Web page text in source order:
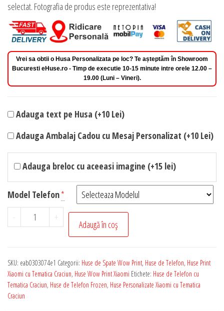
selectat. Fotografia de produs este reprezentativa!
Vrei sa obtii o Husa Personalizata pe loc? Te așteptăm în Showroom
Bucuresti eHuse.ro - Timp de executie 10-15 minute intre orele 12.00 –
19.00 (Luni – Vineri).
Adauga text pe Husa (+10 Lei)
Adauga Ambalaj Cadou cu Mesaj Personalizat (+10 Lei)
Adauga breloc cu aceeasi imagine (+15 lei)
Model Telefon*
-
Cantitate
Husa
Personalizata
pentru
Orice
+
Adaugă în coș
SKU: eab0303074e1 Categorii: Huse de Spate Wow Print, Huse de Telefon, Huse Print
Xiaomi cu Tematica Craciun, Huse Wow Print Xiaomi Etichete: Huse de Telefon cu
Tematica Craciun, Huse de Telefon Frozen, Huse Personalizate Xiaomi cu Tematica
Craciun